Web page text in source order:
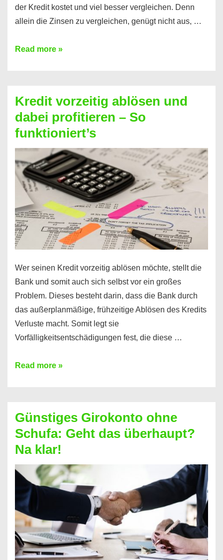
der Kredit kostet und viel besser vergleichen. Denn
allein die Zinsen zu vergleichen, genügt nicht aus, …
Ganz
Kredit
berechnen
–
Mit
diesen
Regeln!
Read more »
Kredit vorzeitig ablösen und
dabei profitieren – So
funktioniert’s
Wer seinen Kredit vorzeitig ablösen möchte, stellt die
Bank und somit auch sich selbst vor ein großes
Problem. Dieses besteht darin, dass die Bank durch
das außerplanmäßige, frühzeitige Ablösen des Kredits
Verluste macht. Somit legt sie
Vorfälligkeitsentschädigungen fest, die diese …
Kredit
dabei
profitieren
–
So
funktioniert’s
Read more »
Günstiges Girokonto ohne
Schufa: Geht das überhaupt?
Na klar!